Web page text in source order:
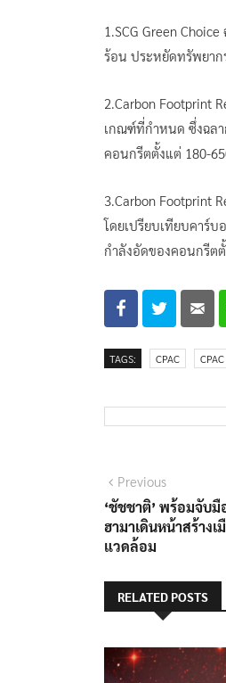
1.SCG Green
ร้อน ประหยัดทรัพยาก
2.Carbon Footprint
เกณฑ์ที่กำหนด ซึ่งฉลา
คอนกรีตตั้งแต่ 180-
3.Carbon Footprint
โดยเปรียบเทียบคาร์
กำลังอัดของคอนกรีต
TAGS: CPAC
แนะแนว
เรื่อง
PreviousPrevious
post:
‘ชัชชาติ’ พร้อมจับมื
ฮามาเดินหน้าสร้าง
แวดล้อม
RELATED POSTS